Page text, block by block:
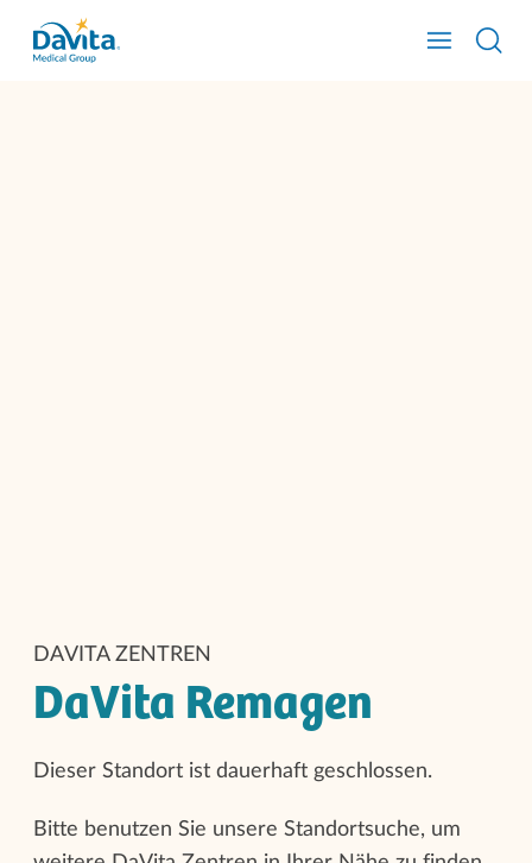
DAVITA ZENTREN
DaVita Remagen
Dieser Standort ist dauerhaft geschlossen.
Bitte benutzen Sie unsere Standortsuche, um